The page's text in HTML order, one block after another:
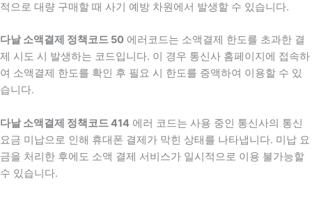
적으로 대량 구매할 때 사기 예방 차원에서 발생할 수 있습니다.
다날 소액결제 정책코드 50 에러코드는 소액결제 한도를 초과한 결
제 시도 시 발생하는 코드입니다. 이 경우 통신사 홈페이지에 접속하
여 소액결제 한도를 확인 후 필요 시 한도를 증액하여 이용할 수 있
습니다.
다날 소액결제 정책코드 414 에러 코드는 사용 중인 통신사의 통신
요금 미납으로 인해 휴대폰 결제가 막힌 상태를 나타냅니다. 미납 요
금을 처리한 후에도 소액 결제 서비스가 일시적으로 이용 불가능할
수 있습니다.